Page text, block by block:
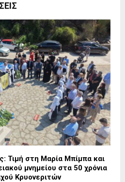
Τιμή στη Μαρία Μπίμπα και
μνημείου στα 50 χρόνια
Κρυονεριτών